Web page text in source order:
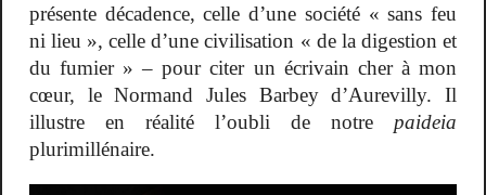
présente décadence, celle d’une société « sans feu
ni lieu », celle d’une civilisation « de la digestion et
du fumier » – pour citer un écrivain cher à mon
cœur, le Normand Jules Barbey d’Aurevilly. Il
illustre en réalité l’oubli de notre paideia
plurimillénaire.